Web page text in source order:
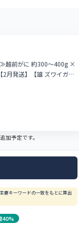
≫越前がに 約300〜400g ×
月発送】【雄 ズワイガニ
加予定です。
要キーワードの一致をもとに算出
40%